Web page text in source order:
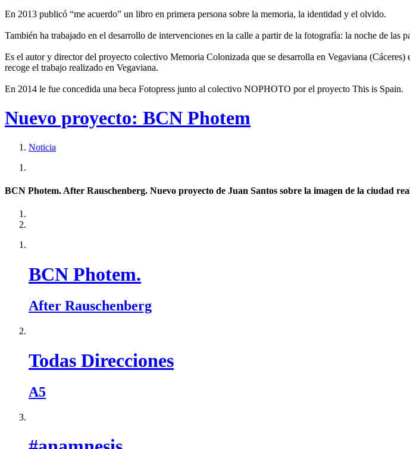
En 2013 publicó “me acuerdo” un libro en primera persona sobre la memoria, la identidad y el olvido.
También ha trabajado en el desarrollo de intervenciones en la calle a partir de la fotografía: la noche de
Es el autor y director del proyecto colectivo Memoria Colonizada que se desarrolla en Vegaviana
recoge el trabajo realizado en Vegaviana.
En 2014 le fue concedida una beca Fotopress junto al colectivo NOPHOTO por el proyecto This is Spain.
Nuevo proyecto: BCN Photem
Noticia
BCN Photem. After Rauschenberg. Nuevo proyecto de Juan Santos sobre la imagen de la ciudad
BCN Photem.
After Rauschenberg
Todas Direcciones
A5